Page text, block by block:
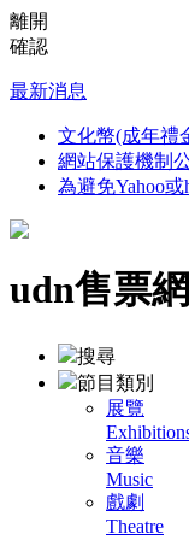
離開
確認
最新消息
文化幣(成年禮
網站保護機制
為避免Yahoo
udn售票網
搜尋
節目類別
展覽
音樂
Music
戲劇
Theatre